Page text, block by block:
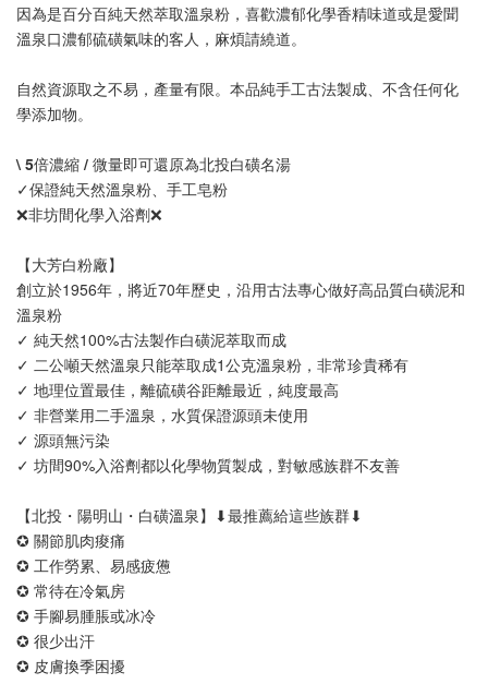
木手工製造一體成型泡湯水瓢附原木攪拌匙
NT$ 799
NT$ 899
因為是百分百純天然萃取溫泉粉，喜歡濃郁化學香精味道或是愛聞
溫泉口濃郁硫磺氣味的客人，麻煩請繞道。
自然資源取之不易，產量有限。本品純手工古法製成、不含任何化
學添加物。
\ 5倍濃縮 / 微量即可還原為北投白磺名湯
✓保證純天然溫泉粉、手工皂粉
❌非坊間化學入浴劑❌
【大芳白粉廠】
創立於1956年，將近70年歷史，沿用古法專心做好高品質白磺泥和
溫泉粉
✓ 純天然100%古法製作白磺泥萃取而成
✓ 二公噸天然溫泉只能萃取成1公克溫泉粉，非常珍貴稀有
✓ 地理位置最佳，離硫磺谷距離最近，純度最高
✓ 非營業用二手溫泉，水質保證源頭未使用
✓ 源頭無污染
✓ 坊間90%入浴劑都以化學物質製成，對敏感族群不友善
【北投・陽明山・白磺溫泉】⬇︎最推薦給這些族群⬇︎
✪ 關節肌肉痠痛
✪ 工作勞累、易感疲憊
✪ 常待在冷氣房
✪ 手腳易腫脹或冰冷
✪ 很少出汗
✪ 皮膚換季困擾